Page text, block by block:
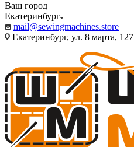
Ваш город
Екатеринбург
mail@sewingmachines.store
Екатеринбург, ул. 8 марта, 127